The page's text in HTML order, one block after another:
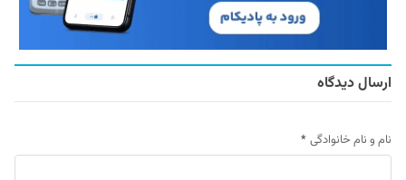
ارسال دیدگاه
نام و نام خانوادگی *